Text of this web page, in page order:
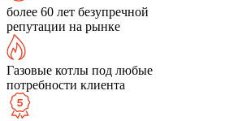
более 60 лет безупречной
репутации на рынке
Газовые котлы под любые
потребности клиента